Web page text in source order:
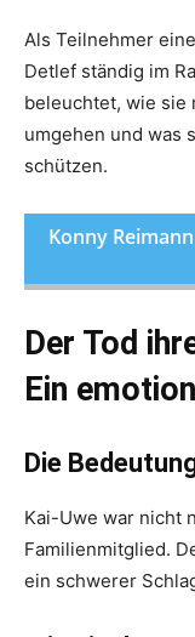
Als Teilnehmer
Detlef ständig im
beleuchtet, wie sie
umgehen und was
schützen.
Konny
Der Tod
Ein
Die
Kai-Uwe war nicht
Familienmitglied.
ein schwerer